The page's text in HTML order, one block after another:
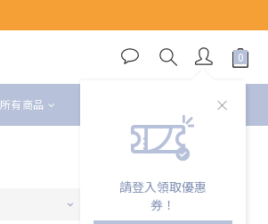
請登入領取優惠
券！
所有商品
每頁顯示 24 個